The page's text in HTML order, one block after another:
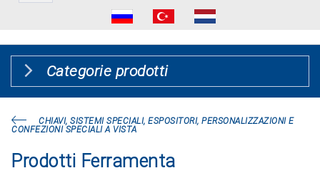
Categorie prodotti
CHIAVI, SISTEMI SPECIALI, ESPOSITORI, PERSONALIZZAZIONI E
CONFEZIONI SPECIALI A VISTA
Prodotti Ferramenta